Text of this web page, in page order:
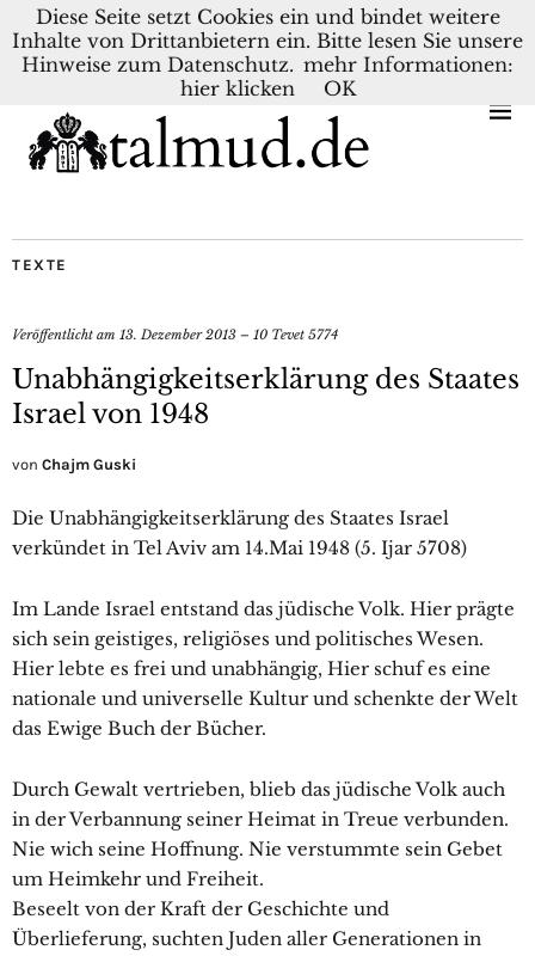
KONTAKT BLOG DEUTSCH NEDERLANDS
TEXTE
Veröffentlicht am 13. Dezember 2013 – 10 Tevet 5774
Unabhängigkeitserklärung des Staates
Israel von 1948
von Chajm Guski
Die Unabhängigkeitserklärung des Staates Israel
verkündet in Tel Aviv am 14.Mai 1948 (5. Ijar 5708)
Im Lande Israel entstand das jüdische Volk. Hier prägte
sich sein geistiges, religiöses und politisches Wesen.
Hier lebte es frei und unabhängig, Hier schuf es eine
nationale und universelle Kultur und schenkte der Welt
das Ewige Buch der Bücher.
Durch Gewalt vertrieben, blieb das jüdische Volk auch
in der Verbannung seiner Heimat in Treue verbunden.
Nie wich seine Hoffnung. Nie verstummte sein Gebet
um Heimkehr und Freiheit.
Beseelt von der Kraft der Geschichte und
Überlieferung, suchten Juden aller Generationen in
Diese Seite setzt Cookies ein und bindet weitere
Inhalte von Drittanbietern ein. Bitte lesen Sie unsere
Hinweise zum Datenschutz. mehr Informationen:
hier klicken
OK